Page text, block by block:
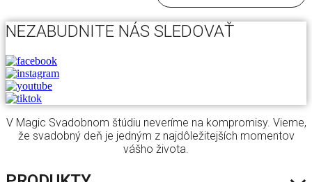
NEZABUDNITE NÁS SLEDOVAŤ
V Magic Svadobnom štúdiu neveríme na kompromisy. Vieme,
že svadobný deň je jedným z najdôležitejších momentov
vášho života.